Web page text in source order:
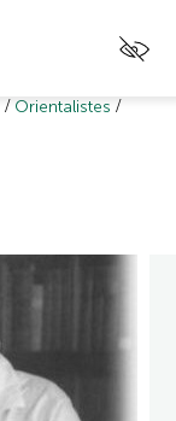
/ Orientalistes /